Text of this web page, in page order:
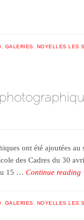
, GALERIES, NOYELLES LES
ont été ajoutées au
des Cadres du 30
15 …Continue reading
GALERIES NOYELLES LES